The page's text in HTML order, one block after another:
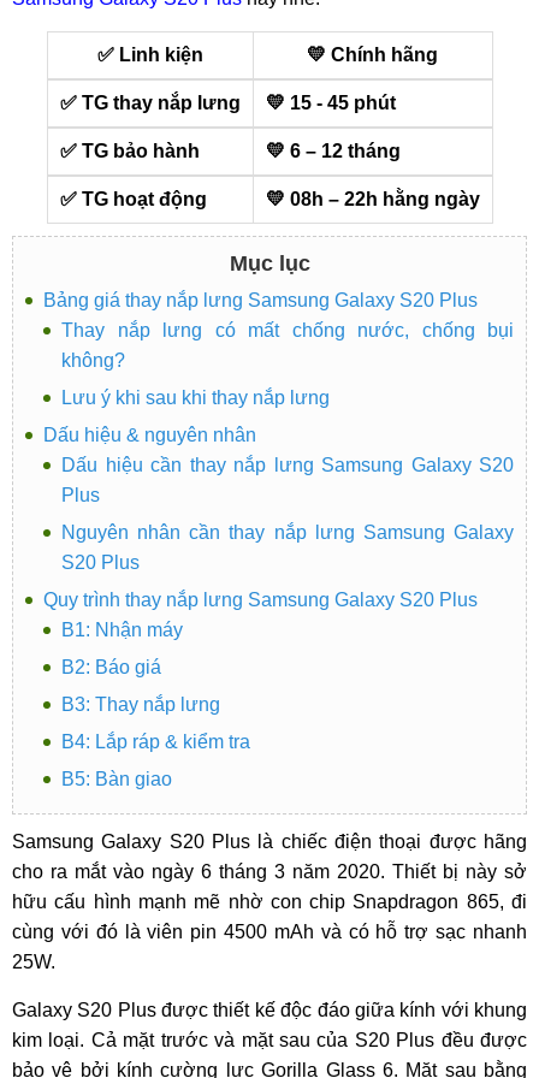
✅ Linh kiện 💛 Chính hãng
✅ TG thay nắp lưng 💛 15 - 45 phút
✅ TG bảo hành 💛 6 – 12 tháng
✅ TG hoạt động 💛 08h – 22h hằng ngày
Mục lục
Bảng giá thay nắp lưng Samsung Galaxy S20 Plus
Thay nắp lưng có mất chống nước, chống bụi
không?
Lưu ý khi sau khi thay nắp lưng
Dấu hiệu & nguyên nhân
Dấu hiệu cần thay nắp lưng Samsung Galaxy S20
Plus
Nguyên nhân cần thay nắp lưng Samsung Galaxy
S20 Plus
Quy trình thay nắp lưng Samsung Galaxy S20 Plus
B1: Nhận máy
B2: Báo giá
B3: Thay nắp lưng
B4: Lắp ráp & kiểm tra
B5: Bàn giao
Samsung Galaxy S20 Plus là chiếc điện thoại được hãng
cho ra mắt vào ngày 6 tháng 3 năm 2020. Thiết bị này sở
hữu cấu hình mạnh mẽ nhờ con chip Snapdragon 865, đi
cùng với đó là viên pin 4500 mAh và có hỗ trợ sạc nhanh
25W.
Galaxy S20 Plus được thiết kế độc đáo giữa kính với khung
kim loại. Cả mặt trước và mặt sau của S20 Plus đều được
bảo vệ bởi kính cường lực Gorilla Glass 6. Mặt sau bằng